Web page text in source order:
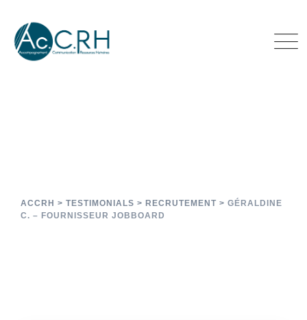
ACCRH > TESTIMONIALS > RECRUTEMENT > GÉRALDINE
C. – FOURNISSEUR JOBBOARD